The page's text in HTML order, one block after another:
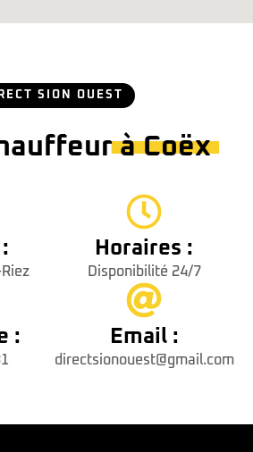
SION OUEST
à Coëx
Horaires :
Disponibilité 24/7
: Email :
directsionouest@gmail.com